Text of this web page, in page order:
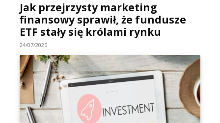
Jak przejrzysty marketing
finansowy sprawił, że fundusze
ETF stały się królami rynku
24/07/2026